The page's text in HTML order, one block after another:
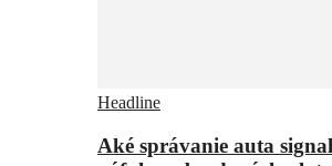
Headline
Aké správanie auta